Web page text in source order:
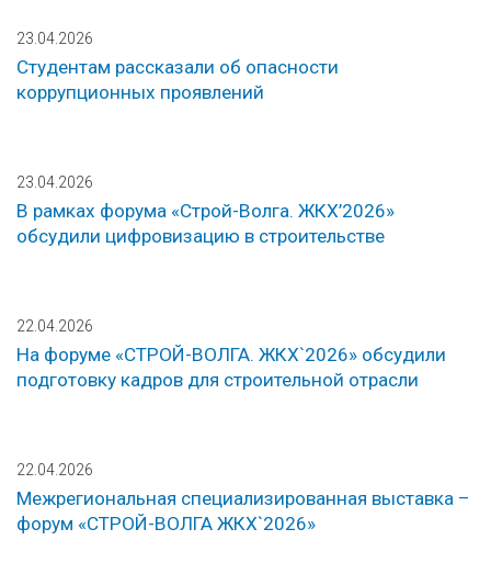
23.04.2026
Студентам рассказали об опасности
коррупционных проявлений
23.04.2026
В рамках форума «Строй-Волга. ЖКХ’2026»
обсудили цифровизацию в строительстве
22.04.2026
На форуме «СТРОЙ-ВОЛГА. ЖКХ`2026» обсудили
подготовку кадров для строительной отрасли
22.04.2026
Межрегиональная специализированная выставка –
форум «СТРОЙ-ВОЛГА ЖКХ`2026»